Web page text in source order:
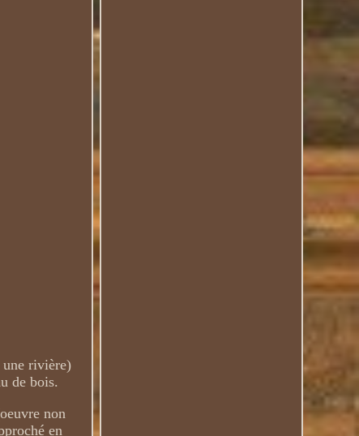
une rivière)
de bois.
non
en